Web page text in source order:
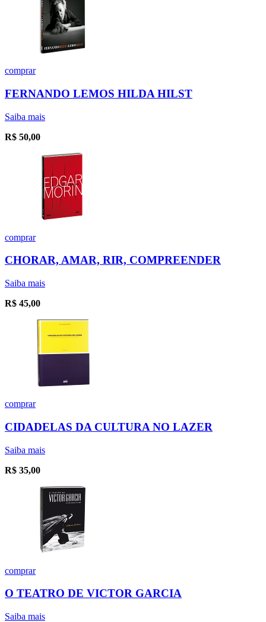
comprar
FERNANDO LEMOS HILDA HILST
Saiba mais
R$ 50,00
comprar
CHORAR, AMAR, RIR, COMPREENDER
Saiba mais
R$ 45,00
comprar
CIDADELAS DA CULTURA NO LAZER
Saiba mais
R$ 35,00
comprar
O TEATRO DE VICTOR GARCIA
Saiba mais